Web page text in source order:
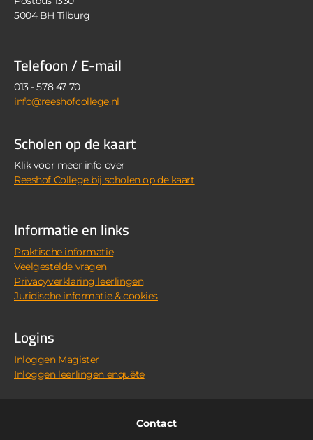
5004 BH Tilburg
Telefoon / E-mail
013 - 578 47 70
info@reeshofcollege.nl
Scholen op de kaart
Klik voor meer info over
Reeshof College bij scholen op de kaart
Informatie en links
Praktische informatie
Veelgestelde vragen
Privacyverklaring leerlingen
Juridische informatie & cookies
Logins
Inloggen Magister
Inloggen leerlingen enquête
Contact